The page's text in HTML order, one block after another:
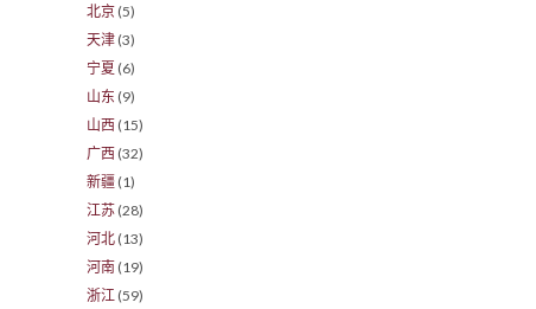
北京 (5)
天津 (3)
宁夏 (6)
山东 (9)
山西 (15)
广西 (32)
新疆 (1)
江苏 (28)
河北 (13)
河南 (19)
浙江 (59)